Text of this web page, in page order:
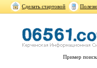
Сделать стартовой
Пример